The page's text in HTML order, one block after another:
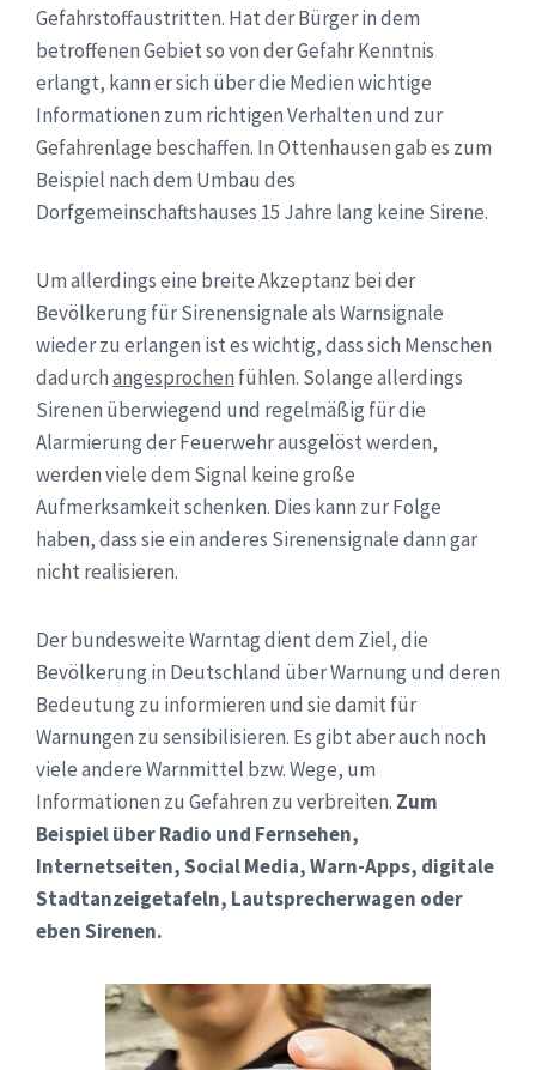
Gefahrstoffaustritten. Hat der Bürger in dem
betroffenen Gebiet so von der Gefahr Kenntnis
erlangt, kann er sich über die Medien wichtige
Informationen zum richtigen Verhalten und zur
Gefahrenlage beschaffen. In Ottenhausen gab es zum
Beispiel nach dem Umbau des
Dorfgemeinschaftshauses 15 Jahre lang keine Sirene.
Um allerdings eine breite Akzeptanz bei der
Bevölkerung für Sirenensignale als Warnsignale
wieder zu erlangen ist es wichtig, dass sich Menschen
dadurchangesprochen fühlen. Solange allerdings
Sirenen überwiegend und regelmäßig für die
Alarmierung der Feuerwehr ausgelöst werden,
werden viele dem Signal keine große
Aufmerksamkeit schenken. Dies kann zur Folge
haben, dass sie ein anderes Sirenensignale dann gar
nicht realisieren.
Der bundesweite Warntag dient dem Ziel, die
Bevölkerung in Deutschland über Warnung und deren
Bedeutung zu informieren und sie damit für
Warnungen zu sensibilisieren. Es gibt aber auch noch
viele andere Warnmittel bzw. Wege, um
Informationen zu Gefahren zu verbreiten. Zum
Beispiel über Radio und Fernsehen,
Internetseiten, Social Media, Warn-Apps, digitale
Stadtanzeigetafeln, Lautsprecherwagen oder
eben Sirenen.